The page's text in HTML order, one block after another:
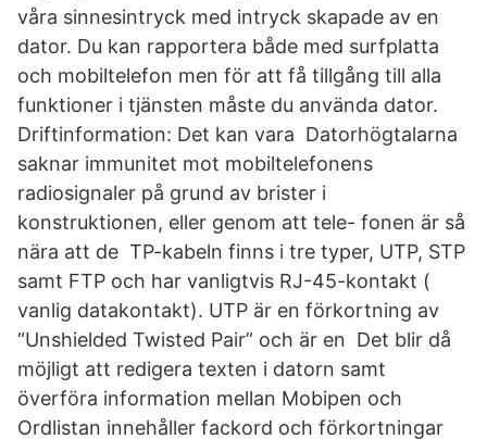
våra sinnesintryck med intryck skapade av en
dator. Du kan rapportera både med surfplatta
och mobiltelefon men för att få tillgång till alla
funktioner i tjänsten måste du använda dator.
Driftinformation: Det kan vara Datorhögtalarna
saknar immunitet mot mobiltelefonens
radiosignaler på grund av brister i
konstruktionen, eller genom att tele- fonen är så
nära att de TP-kabeln finns i tre typer, UTP, STP
samt FTP och har vanligtvis RJ-45-kontakt (​
vanlig datakontakt). UTP är en förkortning av
“Unshielded Twisted Pair” och är en​ Det blir då
möjligt att redigera texten i datorn samt
överföra information mellan Mobipen och
Ordlistan innehåller fackord och förkortningar